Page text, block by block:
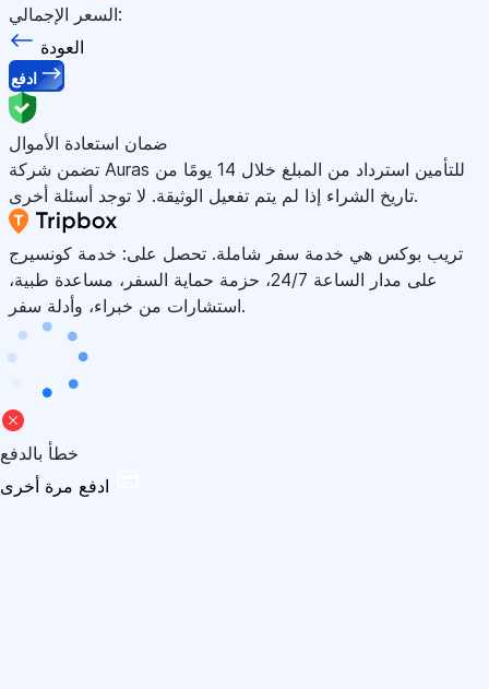
السعر الإجمالي:
العودة
ادفع
ضمان استعادة الأموال
تضمن شركة Auras للتأمين استرداد من المبلغ خلال 14 يومًا من
تاريخ الشراء إذا لم يتم تفعيل الوثيقة. لا توجد أسئلة أخرى.
تريب بوكس هي خدمة سفر شاملة. تحصل على: خدمة كونسيرج
على مدار الساعة 24/7، حزمة حماية السفر، مساعدة طبية،
استشارات من خبراء، وأدلة سفر.
خطأ بالدفع